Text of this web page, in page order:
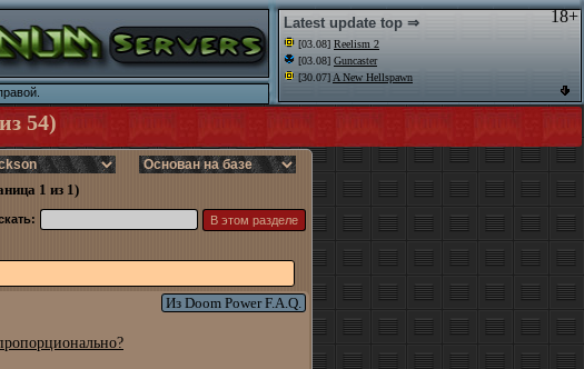
18+
Latest update top ⇒
[03.08] Reelism 2
[03.08] Guncaster
[30.07] A New Hellspawn
54)
1 из 1)
Из Doom Power F.A.Q.